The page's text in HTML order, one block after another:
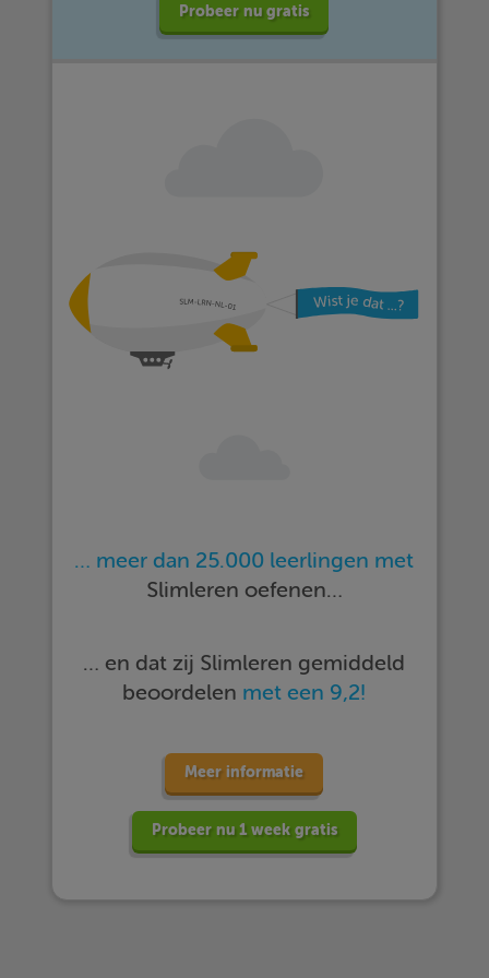
Probeer nu gratis
… meer dan 25.000 leerlingen met
Slimleren oefenen…
… en dat zij Slimleren gemiddeld
beoordelen met een 9,2!
Meer informatie
Probeer nu 1 week gratis